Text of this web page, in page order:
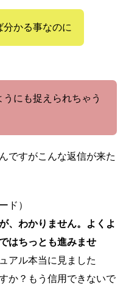
分かる事なのに
にも捉えられちゃう
ですがこんな返信が来た
ド）
、わかりません。よくよ
はちっとも進みませ
アル本当に見ました
か？もう信用できないで